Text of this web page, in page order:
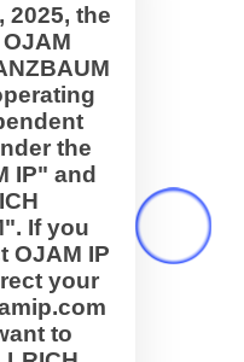
2025, the
the
IP" and
If you
OJAM IP
your
to